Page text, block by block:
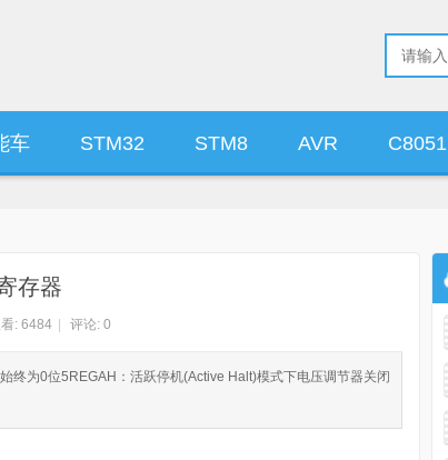
车 STM32 STM8 AVR C8051
存器
: 6484 评论: 0
终为0位5REGAH：活跃停机(Active Halt)模式下电压调节器关闭